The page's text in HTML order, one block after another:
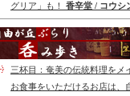
グリア」も！ 香辛堂 / コウシ
三杯目：奄美の伝統料理をメ
お食事をいただけるお店は、